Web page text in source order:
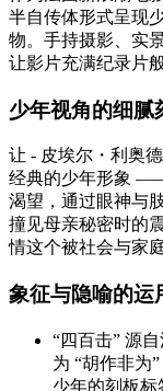
半自传体形式呈现
物。手持摄影、实
让影片充满纪录片
少年视角的细腻
让 - 皮埃尔・利奥
经典的少年形象
渴望，通过眼神与
撞见母亲秘密时的
情这个被社会与家
象征与隐喻的运
“四百击” 源自
为 “胡作非为
少年的刻板标